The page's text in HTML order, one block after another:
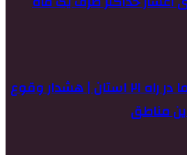
برف و باران و سرما در راه ۲۱ استان | هشدار وقوع
مناطق